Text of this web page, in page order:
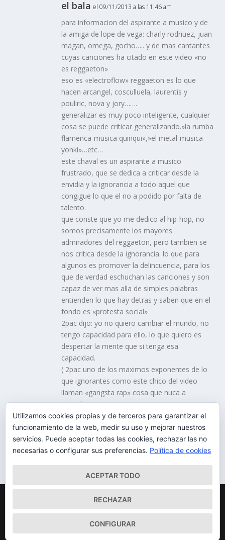
el bala el 09/11/2013 a las 11:46 am
para informacion del aspirante a musico y de
la amiga de lope de vega: charly rodriuez, juan
magan, omega, gocho….. y de mas cantantes
cuyas canciones ha citado en este video «no
es reggaeton»
eso es «electroflow» reggaeton es lo que
hacen arcangel, cosculluela, laurentis y
pouliric, nova y jory…….
generalizar es muy poco inteligente, cualquier
cosa se puede criticar generalizando.»la rumba
flamenca-musica quinqui»,»el metal-musica
yonki»…etc…
este chaval es un aspirante a musico
frustrado, que se dedica a criticar desde la
envidia y la ignorancia a todo aquel que
congigue lo que el no a podido por falta de
talento.
que conste que yo me dedico al hip-hop, no
somos precisamente los mayores
admiradores del reggaeton, pero tambien se
nos critica desde la ignorancia. lo que para
algunos es promover la delincuencia, para los
que de verdad eschuchan las canciones y son
capaz de ver mas alla de simples palabras
entienden lo que hay detras y saben que en el
fondo es «protesta social»
2pac dijo: yo no quiero cambiar el mundo, no
tengo capacidad para ello, lo que quiero es
despertar la mente que si tenga esa
capacidad.
( 2pac uno de los maximos exponentes de lo
que ignorantes como este chico del video
llaman «gangsta rap» cosa que nuca a
existido»
Elegant Themes| Desarrollado por
Mapa del Sitio Aviso Legal
Política de cookies
Quiénes somos
Utilizamos cookies propias y de terceros para garantizar el
funcionamiento de la web, medir su uso y mejorar nuestros
servicios. Puede aceptar todas las cookies, rechazar las no
necesarias o configurar sus preferencias. Política de cookies
ACEPTAR TODO
RECHAZAR
CONFIGURAR